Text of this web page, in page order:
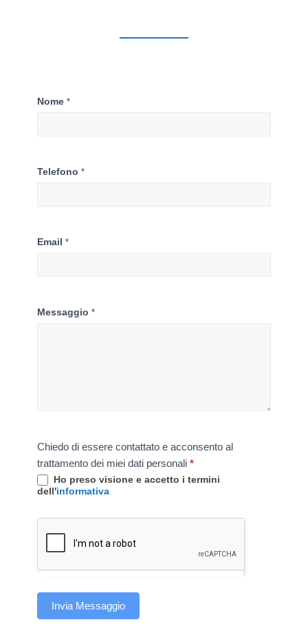
Contattaci
Nome *
Telefono *
Email *
Messaggio *
Chiedo di essere contattato e acconsento al
trattamento dei miei dati personali *
Ho preso visione e accetto i termini
dell'informativa
Invia Messaggio